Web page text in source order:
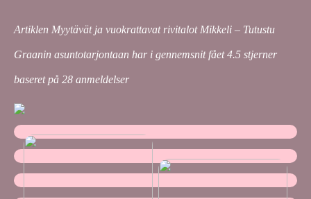
Artiklen Myytävät ja vuokrattavat rivitalot Mikkeli – Tutustu
Graanin asuntotarjontaan har i gennemsnit fået4.5 stjerner
baseret på 28 anmeldelser